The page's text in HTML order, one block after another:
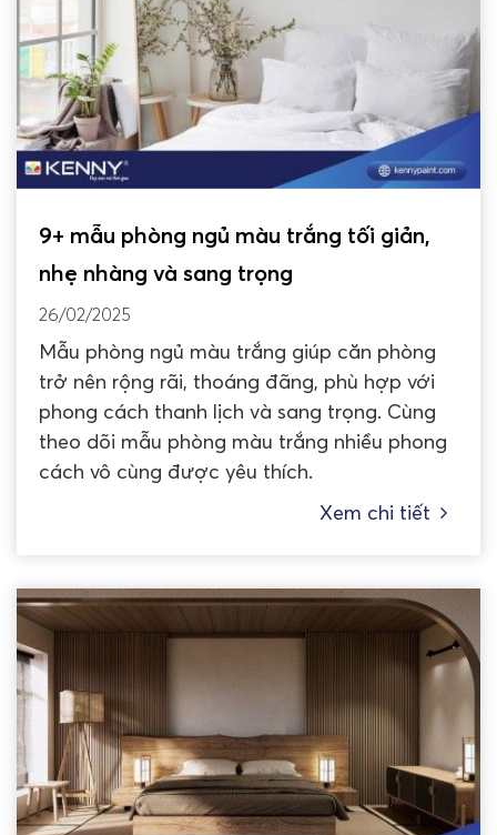
9+ mẫu phòng ngủ màu trắng tối giản,
nhẹ nhàng và sang trọng
26/02/2025
Mẫu phòng ngủ màu trắng giúp căn phòng
trở nên rộng rãi, thoáng đãng, phù hợp với
phong cách thanh lịch và sang trọng. Cùng
theo dõi mẫu phòng màu trắng nhiều phong
cách vô cùng được yêu thích.
Xem chi tiết